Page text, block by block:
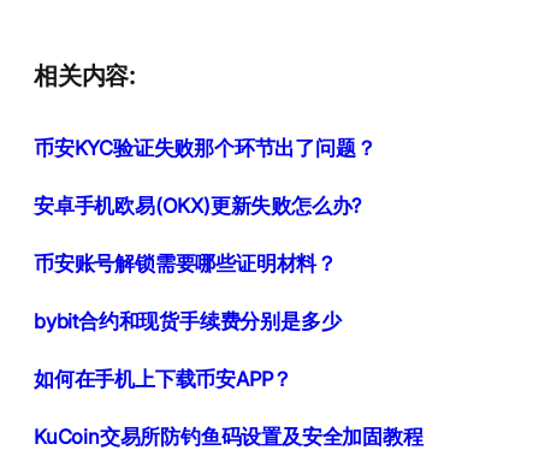
相关内容:
币安KYC验证失败那个环节出了问题？
安卓手机欧易(OKX)更新失败怎么办?
币安账号解锁需要哪些证明材料？
bybit合约和现货手续费分别是多少
如何在手机上下载币安APP？
KuCoin交易所防钓鱼码设置及安全加固教程